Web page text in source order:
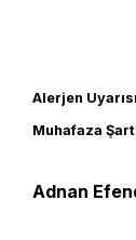
Alerjen
Muhafaza
Adnan